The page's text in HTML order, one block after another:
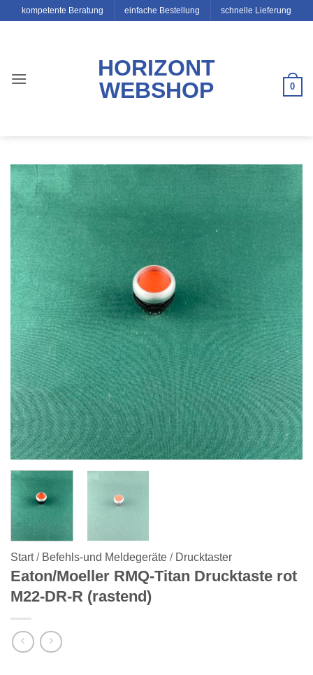
kompetente Beratung einfache Bestellung schnelle Lieferung
HORIZONT
WEBSHOP
0
Start / Befehls-und Meldegeräte / Drucktaster
Eaton/Moeller RMQ-Titan Drucktaste rot
M22-DR-R (rastend)